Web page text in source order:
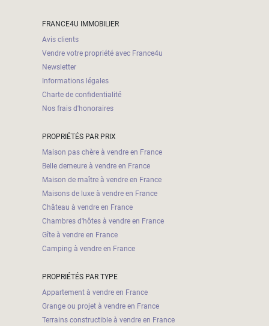
FRANCE4U IMMOBILIER
Avis clients
Vendre votre propriété avec France4u
Newsletter
Informations légales
Charte de confidentialité
Nos frais d'honoraires
PROPRIÉTÉS PAR PRIX
Maison pas chère à vendre en France
Belle demeure à vendre en France
Maison de maître à vendre en France
Maisons de luxe à vendre en France
Château à vendre en France
Chambres d'hôtes à vendre en France
Gîte à vendre en France
Camping à vendre en France
PROPRIÉTÉS PAR TYPE
Appartement à vendre en France
Grange ou projet à vendre en France
Terrains constructible à vendre en France